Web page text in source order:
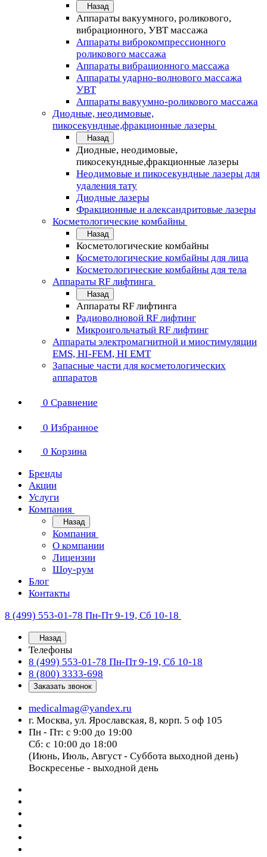
Назад
Аппараты вакуумного, роликового,
вибрационного, УВТ массажа
Аппараты виброкомпрессионного
роликового массажа
Аппараты вибрационного массажа
Аппараты ударно-волнового массажа
УВТ
Аппараты вакуумно-роликового массажа
Диодные, неодимовые,
пикосекундные,фракционные лазеры
Назад
Диодные, неодимовые,
пикосекундные,фракционные лазеры
Неодимовые и пикосекундные лазеры для
удаления тату
Диодные лазеры
Фракционные и александритовые лазеры
Косметологические комбайны
Назад
Косметологические комбайны
Косметологические комбайны для лица
Косметологические комбайны для тела
Аппараты RF лифтинга
Назад
Аппараты RF лифтинга
Радиоволновой RF лифтинг
Микроигольчатый RF лифтинг
Аппараты электромагнитной и миостимуляции
EMS, HI-FEM, HI EMT
Запасные части для косметологических
аппаратов
0 Сравнение
0 Избранное
0 Корзина
Бренды
Акции
Услуги
Компания
Назад
Компания
О компании
Лицензии
Шоу-рум
Блог
Контакты
8 (499) 553-01-78 Пн-Пт 9-19, Сб 10-18
Назад
Телефоны
8 (499) 553-01-78 Пн-Пт 9-19, Сб 10-18
8 (800) 3333-698
Заказать звонок
medicalmag@yandex.ru
г. Москва, ул. Ярославская, 8, корп. 5 оф 105
Пн - Пт: с 9:00 до 19:00
Сб: с 10:00 до 18:00
(Июнь, Июль, Август - Суббота выходной день)
Воскресенье - выходной день